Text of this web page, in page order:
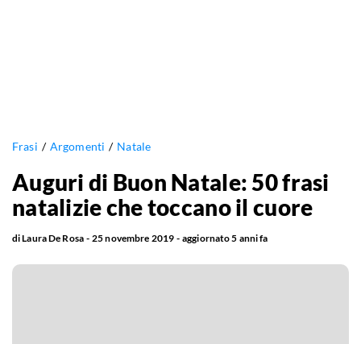
Frasi Argomenti Natale
Auguri di Buon Natale: 50 frasi
natalizie che toccano il cuore
diLaura De Rosa 25 novembre 2019 aggiornato5 anni fa